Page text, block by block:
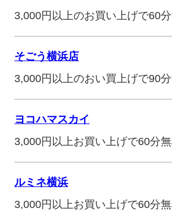
3,000円以上のお買い上げで60分
そごう横浜店
3,000円以上のおい買上げで90分
ヨコハマスカイ
3,000円以上お買い上げで60分無
ルミネ横浜
3,000円以上お買い上げで60分無